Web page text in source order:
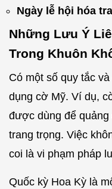
Ngày lễ hội hóa
Những Lưu Ý
Trong Khuôn
Có một số quy tắc
dụng cờ Mỹ. Ví dụ,
được dùng để
trang trọng. Việc
coi là vi phạm pháp
Quốc kỳ Hoa Kỳ là